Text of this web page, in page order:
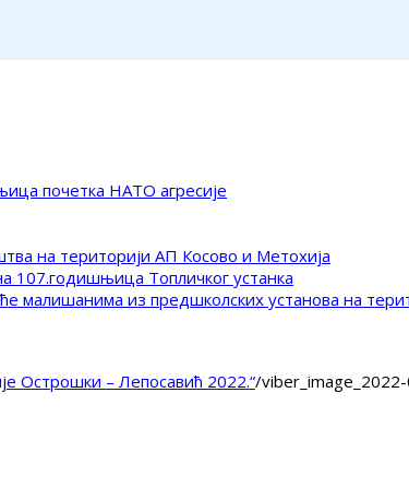
почетка НАТО агресије
на територији АП Косово и Метохија
107.годишњица Топличког устанка
малишанима из предшколских установа на
Острошки – Лепосавић 2022.“/